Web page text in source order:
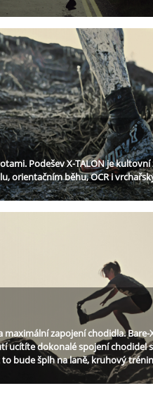
Podešev X-TALON je
orientačním běhu, OCR i
maximální zapojení chodidla.
ucítíte dokonalé spojení chodidel
bude šplh na laně, kruhový